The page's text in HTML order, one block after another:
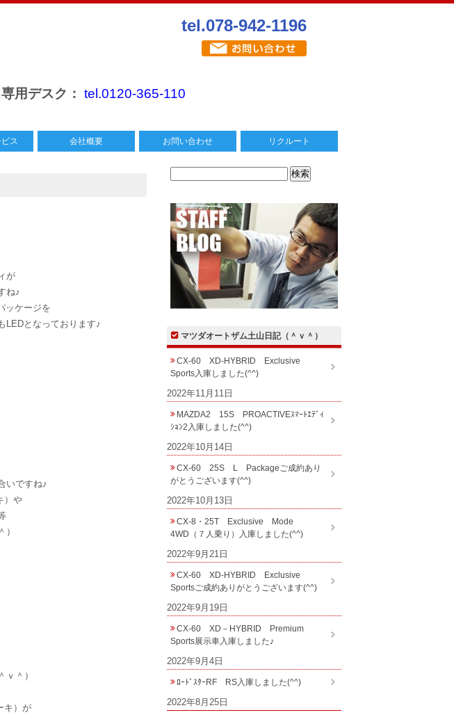
tel.078-942-1196
用デスク： tel.0120-365-110
ス 会社概要 お問い合わせ リクルート
が
ね♪
ッケージを
LEDとなっております♪
いですね♪
）や
＾）
キ）が
マツダオートザム土山日記（＾ｖ＾）
CX-60 XD-HYBRID Exclusive
Sports入庫しました(^^)
2022年11月11日
MAZDA2 15S PROACTIVEｽﾏｰﾄｴﾃﾞｨ
ｼｮﾝ2入庫しました(^^)
2022年10月14日
CX-60 25S L Packageご成約あり
がとうございます(^^)
2022年10月13日
CX-8・25T Exclusive Mode
4WD（７人乗り）入庫しました(^^)
2022年9月21日
CX-60 XD-HYBRID Exclusive
Sportsご成約ありがとうございます(^^)
2022年9月19日
CX-60 XD－HYBRID Premium
Sports展示車入庫しました♪
2022年9月4日
ﾛｰﾄﾞｽﾀｰRF RS入庫しました(^^)
2022年8月25日